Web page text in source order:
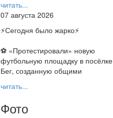
читать...
07 августа 2026
⚡️Сегодня было жарко⚡️
⚽ ️«Протестировали» новую
футбольную площадку в посёлке
Бег, созданную общими
читать...
Фото